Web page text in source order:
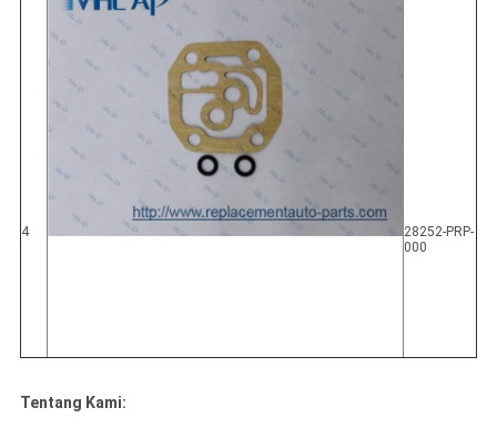
4
28252-PRP-
000
Tentang Kami: